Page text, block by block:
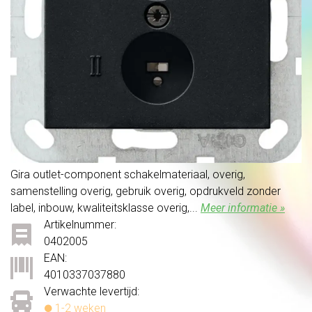
Gira outlet-component schakelmateriaal, overig,
samenstelling overig, gebruik overig, opdrukveld zonder
label, inbouw, kwaliteitsklasse overig,... Meer informatie »
Verwachte levertijd:
1-2 weken
Artikelnummer:
0402005
EAN:
4010337037880